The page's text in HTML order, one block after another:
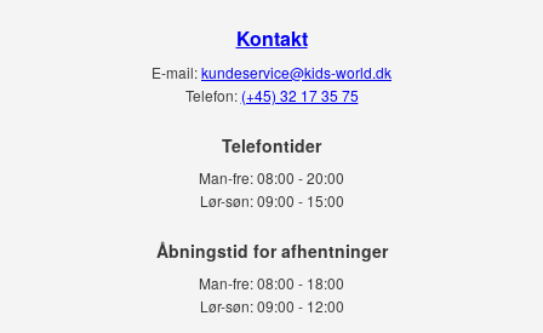
Kontakt
E-mail:kundeservice@kids-world.dk
Telefon: (+45) 32 17 35 75
Telefontider
Man-fre:08:00 - 20:00
Lør-søn: 09:00 - 15:00
Man-fre:08:00 - 18:00
Lør-søn:09:00 - 12:00